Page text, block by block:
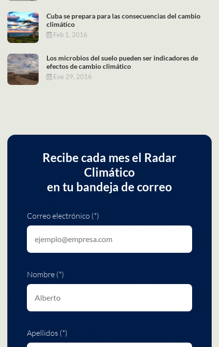
Cuba se prepara para las consecuencias del cambio
climático
Feb 1, 2016
Los microbios del suelo pueden ser indicadores de
efectos de cambio climático
Ene 29, 2016
Recibe cada mes el Radar
Climático
en tu bandeja de correo
Correo electrónico (*)
Nombre (*)
Apellidos (*)